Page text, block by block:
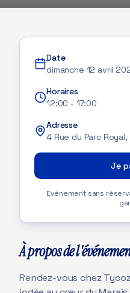
À propos de
Rendez-vous chez
Date
dimanche 12 avril
Horaires
12:00 - 17:00
Adresse
4 Rue du Parc
Je
Événement sans